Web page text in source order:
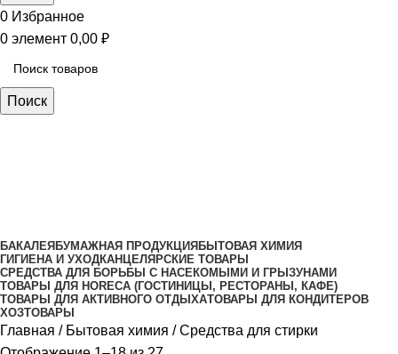
0 Избранное
0 элемент 0,00 ₽
Поиск
БАКАЛЕЯБУМАЖНАЯ ПРОДУКЦИЯБЫТОВАЯ ХИМИЯ
ГИГИЕНА И УХОДКАНЦЕЛЯРСКИЕ ТОВАРЫ
СРЕДСТВА ДЛЯ БОРЬБЫ С НАСЕКОМЫМИ И ГРЫЗУНАМИ
ТОВАРЫ ДЛЯ HORECA (ГОСТИНИЦЫ, РЕСТОРАНЫ, КАФЕ)
ТОВАРЫ ДЛЯ АКТИВНОГО ОТДЫХАТОВАРЫ ДЛЯ КОНДИТЕРОВ
ХОЗТОВАРЫ
Главная Бытовая химия
Средства для стирки